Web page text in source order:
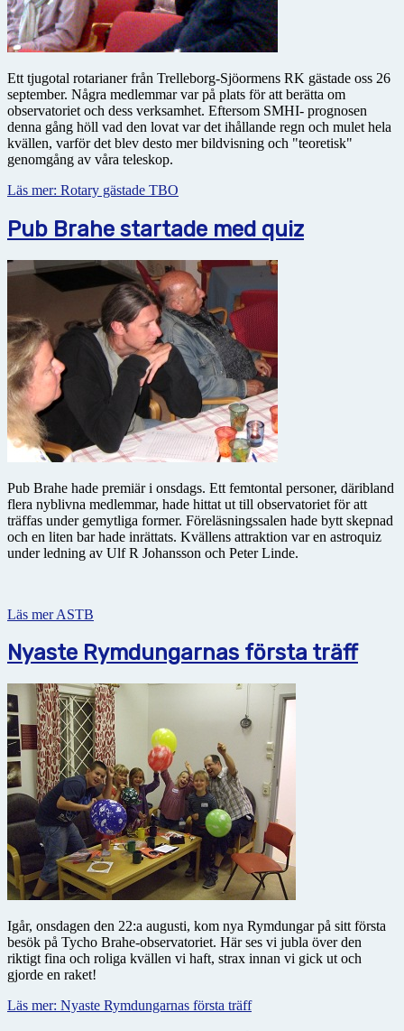
Ett tjugotal rotarianer från Trelleborg-Sjöormens RK gästade oss 26
september. Några medlemmar var på plats för att berätta om
observatoriet och dess verksamhet. Eftersom SMHI- prognosen
denna gång höll vad den lovat var det ihållande regn och mulet hela
kvällen, varför det blev desto mer bildvisning och "teoretisk"
genomgång av våra teleskop.
Läs mer: Rotary gästade TBO
Pub Brahe startade med quiz
Pub Brahe hade premiär i onsdags. Ett femtontal personer, däribland
flera nyblivna medlemmar, hade hittat ut till observatoriet för att
träffas under gemytliga former. Föreläsningssalen hade bytt skepnad
och en liten bar hade inrättats. Kvällens attraktion var en astroquiz
under ledning av Ulf R Johansson och Peter Linde.
Läs mer ASTB
Nyaste Rymdungarnas första träff
Igår, onsdagen den 22:a augusti, kom nya Rymdungar på sitt första
besök på Tycho Brahe-observatoriet. Här ses vi jubla över den
riktigt fina och roliga kvällen vi haft, strax innan vi gick ut och
gjorde en raket!
Läs mer: Nyaste Rymdungarnas första träff